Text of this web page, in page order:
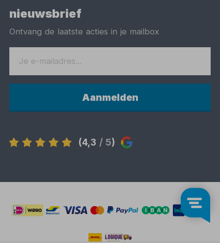
nieuwsbrief
Ontvang de laatste acties in je mailbox
Aanmelden
(4,3 / 5)